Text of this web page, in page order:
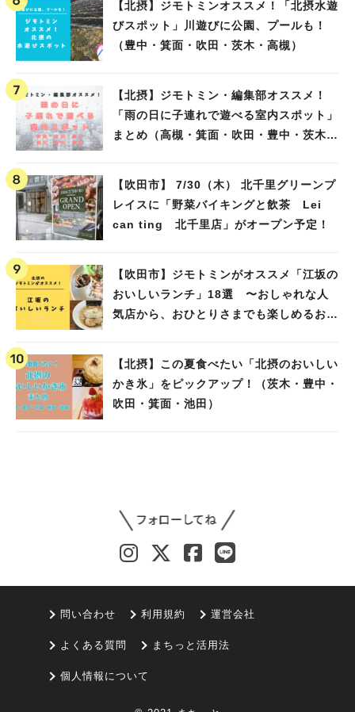
【北摂】ジモトミンオススメ！「北摂水遊
びスポット」川遊びに公園、プールも！
（豊中・箕面・吹田・茨木・高槻）
【北摂】ジモトミン・編集部オススメ！
「雨の日に子連れで遊べる室内スポット」
まとめ（高槻・箕面・吹田・豊中・茨木・
【吹田市】 7/30（木） 北千里グリーンプ
レイスに「野菜バイキングと飲茶 Lei
can ting 北千里店」がオープン予定！
【吹田市】ジモトミンがオススメ「江坂の
おいしいランチ」18選 〜おしゃれな人
気店から、おひとりさまでも楽しめるお店
【北摂】この夏食べたい「北摂のおいしい
かき氷」をピックアップ！（茨木・豊中・
吹田・箕面・池田）
問い合わせ 利用規約 運営会社
よくある質問 まちっと活用法
個人情報について